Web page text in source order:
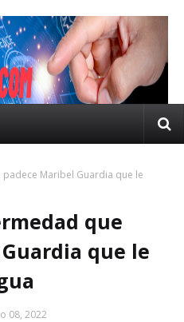
Maribel Guardia que le
que
que le
08, 2022